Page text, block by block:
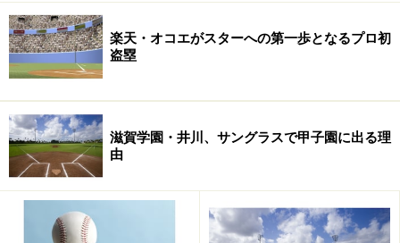
楽天・オコエがスターへの第一歩となるプロ初
盗塁
滋賀学園・井川、サングラスで甲子園に出る理
由